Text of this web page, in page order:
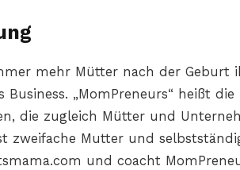
mehr Mütter nach der Geburt
„MomPreneurs“ heißt die
die zugleich Mütter und
zweifache Mutter und
und coacht